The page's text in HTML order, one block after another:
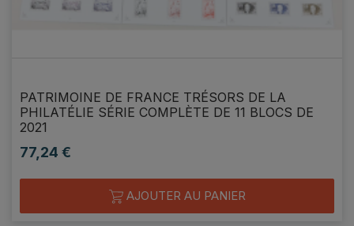
PATRIMOINE DE FRANCE TRÉSORS DE LA
PHILATÉLIE SÉRIE COMPLÈTE DE 11 BLOCS DE
2021
Prix
77,24 €
AJOUTER AU PANIER